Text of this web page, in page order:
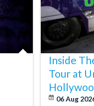
Inside
Tour at
06 Aug